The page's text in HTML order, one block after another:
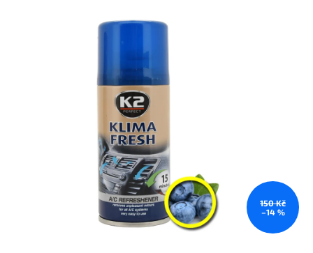
150 Kč
–14 %